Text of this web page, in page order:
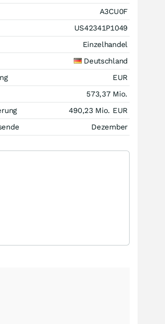
A3CU0F
US42341P1049
Einzelhandel
Deutschland
EUR
573,37 Mio.
490,23 Mio. EUR
Dezember